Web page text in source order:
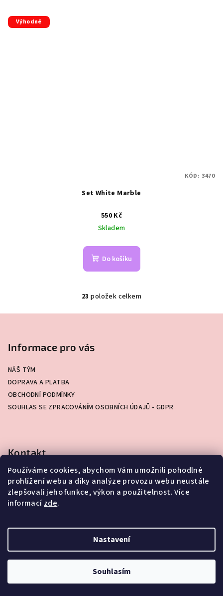
Používáme cookies, abychom Vám umožnili pohodlné
prohlížení webu a díky analýze provozu webu neustále
zlepšovali jeho funkce, výkon a použitelnost. Více
informacízde.
Nastavení
Souhlasím
Výhodné
Set White Marble
550 Kč
Skladem
Do košíku
KÓD: 3470
O
v
r
v
p
i
s
23 položek celkem
Informace pro vás
NÁŠ TÝM
DOPRAVA A PLATBA
OBCHODNÍ PODMÍNKY
SOUHLAS SE ZPRACOVÁNÍM OSOBNÍCH ÚDAJŮ - GDPR
Kontakt
info@flowerski.cz
+420 724 542 337
Facebook